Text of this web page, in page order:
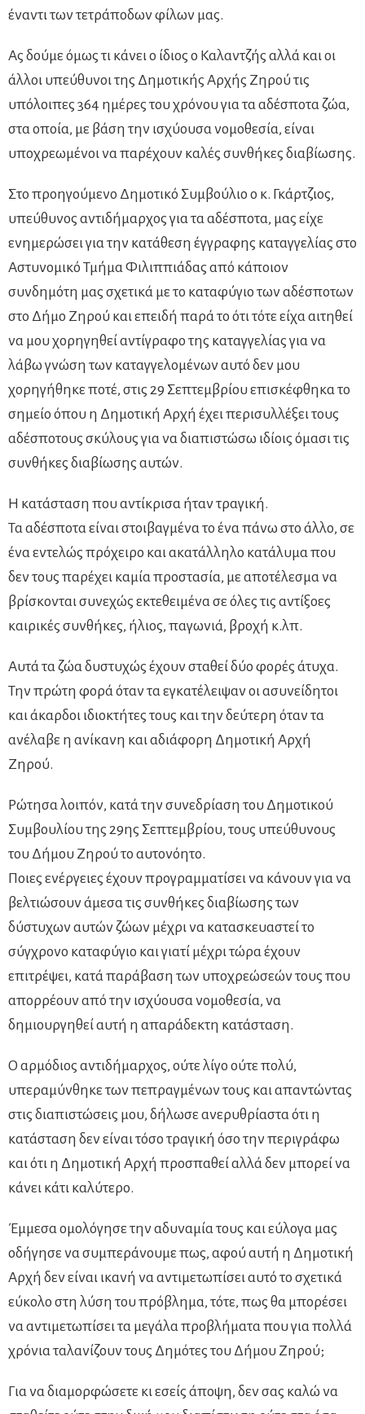
έναντι των τετράποδων φίλων μας.
Ας δούμε όμως τι κάνει ο ίδιος ο Καλαντζής αλλά και οι
άλλοι υπεύθυνοι της Δημοτικής Αρχής Ζηρού τις
υπόλοιπες 364 ημέρες του χρόνου για τα αδέσποτα ζώα,
στα οποία, με βάση την ισχύουσα νομοθεσία, είναι
υποχρεωμένοι να παρέχουν καλές συνθήκες διαβίωσης.
Στο προηγούμενο Δημοτικό Συμβούλιο ο κ. Γκάρτζιος,
υπεύθυνος αντιδήμαρχος για τα αδέσποτα, μας είχε
ενημερώσει για την κατάθεση έγγραφης καταγγελίας στο
Αστυνομικό Τμήμα Φιλιππιάδας από κάποιον
συνδημότη μας σχετικά με το καταφύγιο των αδέσποτων
στο Δήμο Ζηρού και επειδή παρά το ότι τότε είχα αιτηθεί
να μου χορηγηθεί αντίγραφο της καταγγελίας για να
λάβω γνώση των καταγγελομένων αυτό δεν μου
χορηγήθηκε ποτέ, στις 29 Σεπτεμβρίου επισκέφθηκα το
σημείο όπου η Δημοτική Αρχή έχει περισυλλέξει τους
αδέσποτους σκύλους για να διαπιστώσω ιδίοις όμασι τις
συνθήκες διαβίωσης αυτών.
Η κατάσταση που αντίκρισα ήταν τραγική.
Τα αδέσποτα είναι στοιβαγμένα το ένα πάνω στο άλλο, σε
ένα εντελώς πρόχειρο και ακατάλληλο κατάλυμα που
δεν τους παρέχει καμία προστασία, με αποτέλεσμα να
βρίσκονται συνεχώς εκτεθειμένα σε όλες τις αντίξοες
καιρικές συνθήκες, ήλιος, παγωνιά, βροχή κ.λπ.
Αυτά τα ζώα δυστυχώς έχουν σταθεί δύο φορές άτυχα.
Την πρώτη φορά όταν τα εγκατέλειψαν οι ασυνείδητοι
και άκαρδοι ιδιοκτήτες τους και την δεύτερη όταν τα
ανέλαβε η ανίκανη και αδιάφορη Δημοτική Αρχή
Ζηρού.
Ρώτησα λοιπόν, κατά την συνεδρίαση του Δημοτικού
Συμβουλίου της 29ης Σεπτεμβρίου, τους υπεύθυνους
του Δήμου Ζηρού το αυτονόητο.
Ποιες ενέργειες έχουν προγραμματίσει να κάνουν για να
βελτιώσουν άμεσα τις συνθήκες διαβίωσης των
δύστυχων αυτών ζώων μέχρι να κατασκευαστεί το
σύγχρονο καταφύγιο και γιατί μέχρι τώρα έχουν
επιτρέψει, κατά παράβαση των υποχρεώσεών τους που
απορρέουν από την ισχύουσα νομοθεσία, να
δημιουργηθεί αυτή η απαράδεκτη κατάσταση.
Ο αρμόδιος αντιδήμαρχος, ούτε λίγο ούτε πολύ,
υπεραμύνθηκε των πεπραγμένων τους και απαντώντας
στις διαπιστώσεις μου, δήλωσε ανερυθρίαστα ότι η
κατάσταση δεν είναι τόσο τραγική όσο την περιγράφω
και ότι η Δημοτική Αρχή προσπαθεί αλλά δεν μπορεί να
κάνει κάτι καλύτερο.
Έμμεσα ομολόγησε την αδυναμία τους και εύλογα μας
οδήγησε να συμπεράνουμε πως, αφού αυτή η Δημοτική
Αρχή δεν είναι ικανή να αντιμετωπίσει αυτό το σχετικά
εύκολο στη λύση του πρόβλημα, τότε, πως θα μπορέσει
να αντιμετωπίσει τα μεγάλα προβλήματα που για πολλά
χρόνια ταλανίζουν τους Δημότες του Δήμου Ζηρού;
Για να διαμορφώσετε κι εσείς άποψη, δεν σας καλώ να